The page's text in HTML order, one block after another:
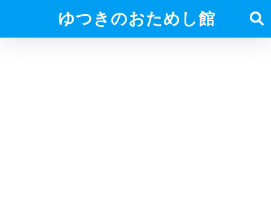
ゆつきのおためし館